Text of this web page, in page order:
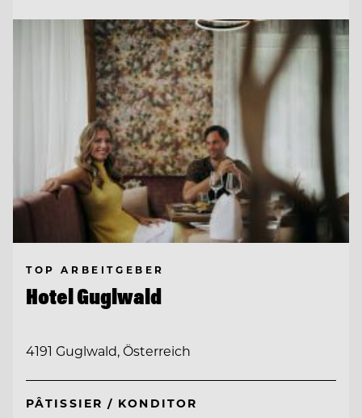
TOP ARBEITGEBER
Hotel Guglwald
4191 Guglwald, Österreich
PÂTISSIER / KONDITOR